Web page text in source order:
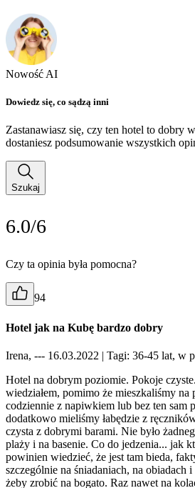
Nowość AI
Dowiedz się, co sądzą inni
Zastanawiasz się, czy ten hotel to dobry
dostaniesz podsumowanie wszystkich
Szukaj
6.0/6
Czy ta opinia była pomocna?
94
Hotel jak na Kubę bardzo dobry
Irena, --- 16.03.2022 | Tagi: 36-45 lat, w
Hotel na dobrym poziomie. Pokoje
wiedziałem, pomimo że mieszkaliśmy na
codziennie z napiwkiem lub bez ten sam
dodatkowo mieliśmy łabędzie z
czysta z dobrymi barami. Nie było
plaży i na basenie. Co do jedzenia... jak
powinien wiedzieć, że jest tam bieda,
szczególnie na śniadaniach, na obiadach
żeby zrobić na bogato. Raz nawet na